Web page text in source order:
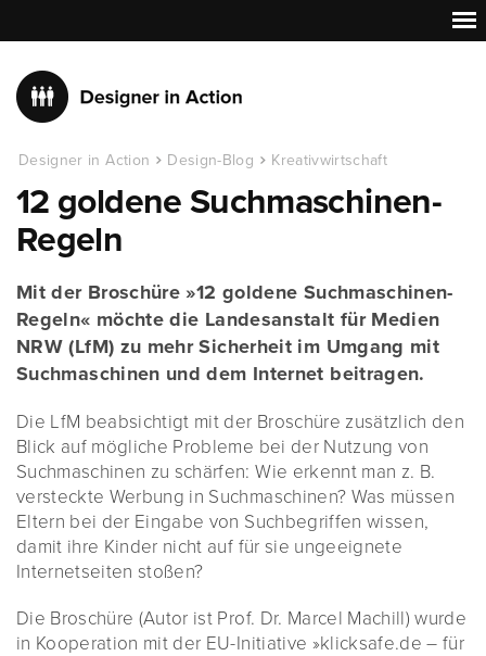
Designer in Action Design-Blog Kreativwirtschaft
12 goldene Suchmaschinen-
Regeln
Mit der Broschüre »12 goldene Suchmaschinen-
Regeln« möchte die Landesanstalt für Medien
NRW (LfM) zu mehr Sicherheit im Umgang mit
Suchmaschinen und dem Internet beitragen.
Die LfM beabsichtigt mit der Broschüre zusätzlich den
Blick auf mögliche Probleme bei der Nutzung von
Suchmaschinen zu schärfen: Wie erkennt man z. B.
versteckte Werbung in Suchmaschinen? Was müssen
Eltern bei der Eingabe von Suchbegriffen wissen,
damit ihre Kinder nicht auf für sie ungeeignete
Internetseiten stoßen?
Die Broschüre (Autor ist Prof. Dr. Marcel Machill) wurde
in Kooperation mit der EU-Initiative »klicksafe.de – für